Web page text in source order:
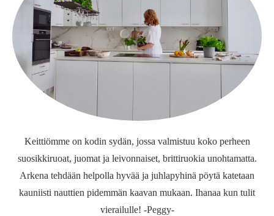
Keittiömme on kodin sydän, jossa valmistuu koko perheen
suosikkiruoat, juomat ja leivonnaiset, brittiruokia unohtamatta.
Arkena tehdään helpolla hyvää ja juhlapyhinä pöytä katetaan
kauniisti nauttien pidemmän kaavan mukaan. Ihanaa kun tulit
vierailulle! -Peggy-